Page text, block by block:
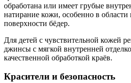
обработана или имеет грубые
натирание кожи, особенно в области
поверхности бёдер.
Для детей с чувствительной кожей
джинсы с мягкой внутренней
качественной обработкой краёв.
Красители и безопасность